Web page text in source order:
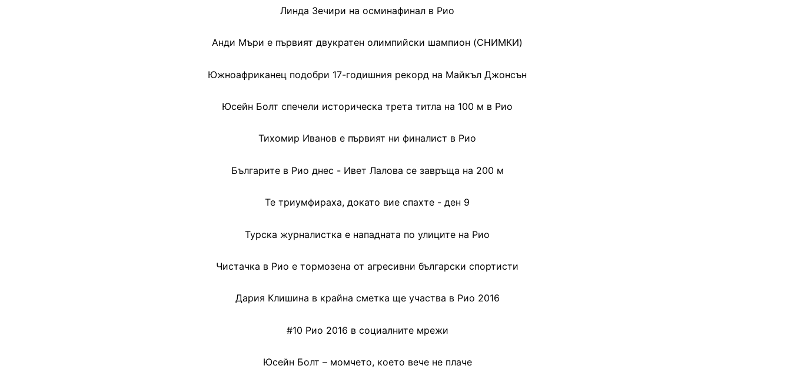
Линда Зечири на осминафинал в Рио
Анди Мъри е първият двукратен олимпийски шампион (СНИМКИ)
Южноафриканец подобри 17-годишния рекорд на Майкъл Джонсън
Юсейн Болт спечели историческа трета титла на 100 м в Рио
Тихомир Иванов е първият ни финалист в Рио
Българите в Рио днес - Ивет Лалова се завръща на 200 м
Те триумфираха, докато вие спахте - ден 9
Турска журналистка е нападната по улиците на Рио
Чистачка в Рио е тормозена от агресивни български спортисти
Дария Клишина в крайна сметка ще участва в Рио 2016
#10 Рио 2016 в социалните мрежи
Юсейн Болт – момчето, което вече не плаче